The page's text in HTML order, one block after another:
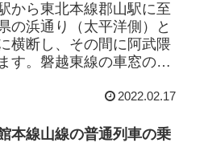
から東北本線郡山駅に至
の浜通り（太平洋側）と
横断し、その間に阿武隈
す。磐越東線の車窓の見
2022.02.17
本線山線の普通列車の乗